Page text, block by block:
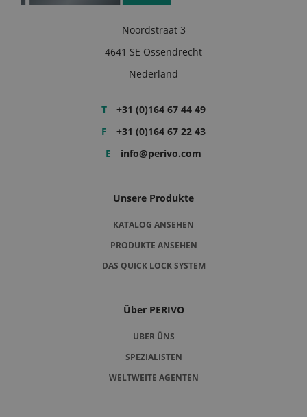
Noordstraat 3
4641 SE Ossendrecht
Nederland
T
+31 (0)164 67 44 49
F
+31 (0)164 67 22 43
E
info@perivo.com
Unsere Produkte
KATALOG ANSEHEN
PRODUKTE ANSEHEN
DAS QUICK LOCK SYSTEM
Über PERIVO
UBER ÜNS
SPEZIALISTEN
WELTWEITE AGENTEN